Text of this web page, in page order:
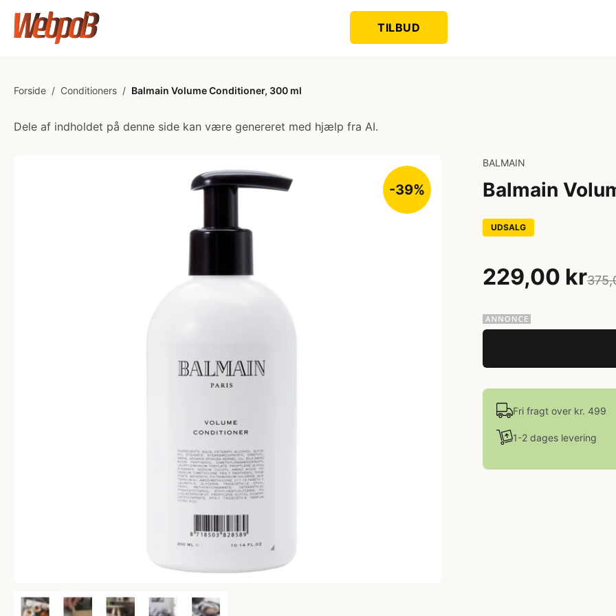
TILBUD
Forside / Conditioners / Balmain Volume Conditioner, 300 ml
Dele af indholdet på denne side kan være genereret med hjælp fra AI.
-39%
BALMAIN
Balmain
UDSALG
229,00 kr
Fri fragt over kr. 499
1-2 dages levering